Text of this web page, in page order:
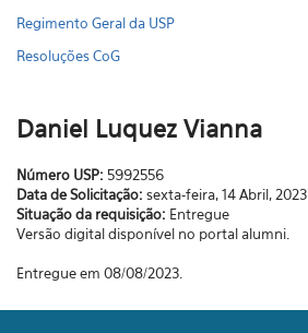
Regimento Geral da USP
Resoluções CoG
Daniel Luquez Vianna
Número USP: 5992556
Data de Solicitação: sexta-feira, 14 Abril, 2023
Situação da requisição: Entregue
Versão digital disponível no portal alumni.
Entregue em 08/08/2023.